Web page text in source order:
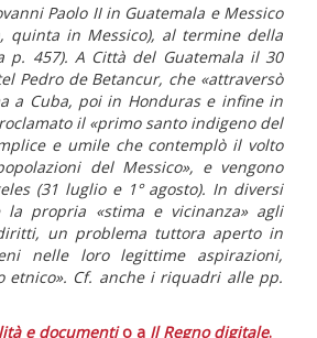
Paolo II in Guatemala e Messico
quinta in Messico), al termine della
p. 457). A Città del Guatemala il 30
Pedro de Betancur, che «attraversò
a Cuba, poi in Honduras e infine in
il «primo santo indigeno del
e umile che contemplò il volto
del Messico», e vengono
(31 luglio e 1° agosto). In diversi
la propria «stima e vicinanza» agli
un problema tuttora aperto in
nelle loro legittime aspirazioni,
Cf. anche i riquadri alle pp.
e documentio a Il Regno digitale.